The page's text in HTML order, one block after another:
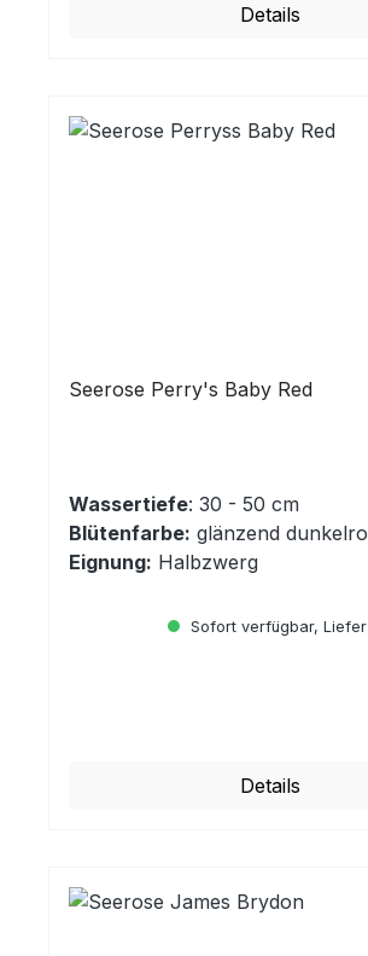
Details
Seerose Perry's Baby Red
Wassertiefe: 30 - 50 cm
Blütenfarbe: glänzend
Eignung: Halbzwerg
Sofort verfügbar,
Details